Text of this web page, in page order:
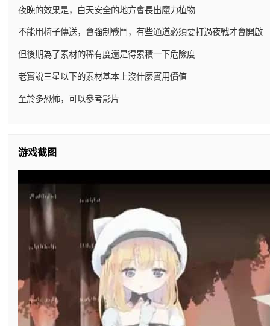
夜晚的效果是，白天安全的地方會長出魔力植物
不能用椅子傳送，會強制戰鬥，有些通道必須要打過夜戰才會開啟
但後期為了素材的稀有度還是得累積一下危險度
老實說三星以下的素材基本上沒什麼實用價值
至於多恐怖，可以參考影片
游戏截图